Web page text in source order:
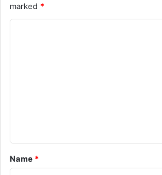
marked *
*
Name *